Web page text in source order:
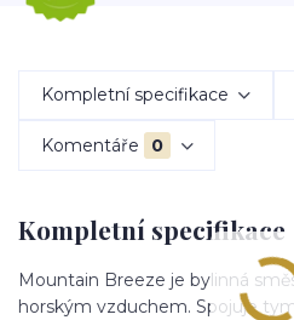
Kompletní specifikace
Komentáře 0
Kompletní specifikace
Mountain Breeze je bylinná
horským vzduchem. Spojuje